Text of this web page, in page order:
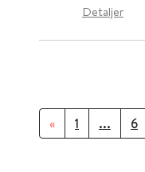
Detaljer
« 1 ... 6